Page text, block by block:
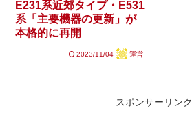
E231系近郊タイプ・E531
系「主要機器の更新」が
本格的に再開
2023/11/04 運営
スポンサーリンク